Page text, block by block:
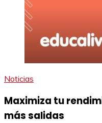
Noticias
Maximiza tu
más salidas